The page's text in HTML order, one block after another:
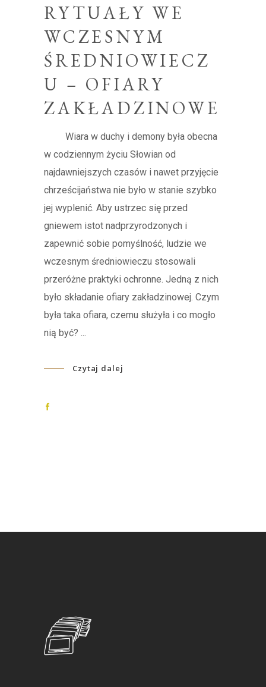
RYTUAŁY WE
WCZESNYM
ŚREDNIOWIECZ
U – OFIARY
ZAKŁADZINOWE
Wiara w duchy i demony była obecna
w codziennym życiu Słowian od
najdawniejszych czasów i nawet przyjęcie
chrześcijaństwa nie było w stanie szybko
jej wyplenić. Aby ustrzec się przed
gniewem istot nadprzyrodzonych i
zapewnić sobie pomyślność, ludzie we
wczesnym średniowieczu stosowali
przeróżne praktyki ochronne. Jedną z nich
było składanie ofiary zakładzinowej. Czym
była taka ofiara, czemu służyła i co mogło
nią być?
Czytaj dalej